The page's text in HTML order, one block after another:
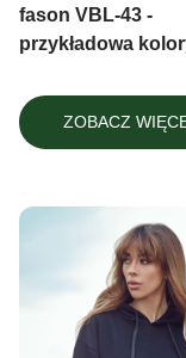
MITENKI
KOMINY-
RĘKAWKI
fason VBL-43 -
przykładowa
ZOBACZ